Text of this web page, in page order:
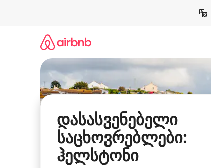
დასასვენებელი
საცხოვრებლები:
ჰელსტონი